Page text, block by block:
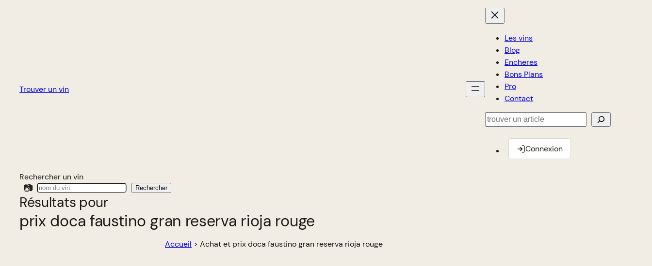
Trouver un vin
Les vins
Blog
Encheres
Bons Plans
Pro
Contact
Rechercher
Connexion
Rechercher un vin
📷 Rechercher
Résultats pour
prix doca faustino gran reserva rioja rouge
Accueil > Achat et prix doca faustino gran reserva rioja rouge